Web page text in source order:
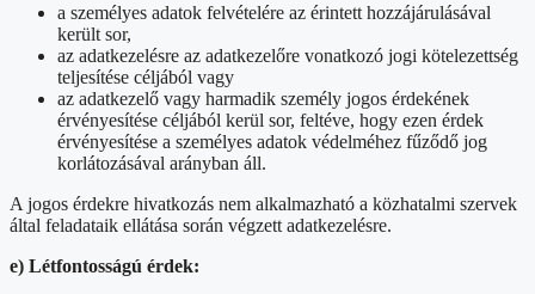
a személyes adatok felvételére az érintett hozzájárulásával
került sor,
az adatkezelésre az adatkezelőre vonatkozó jogi kötelezettség
teljesítése céljából vagy
az adatkezelő vagy harmadik személy jogos érdekének
érvényesítése céljából kerül sor, feltéve, hogy ezen érdek
érvényesítése a személyes adatok védelméhez fűződő jog
korlátozásával arányban áll.
A jogos érdekre hivatkozás nem alkalmazható a közhatalmi szervek
által feladataik ellátása során végzett adatkezelésre.
e) Létfontosságú érdek: